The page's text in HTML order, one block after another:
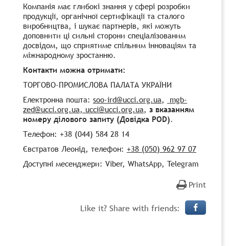
Компанія має глибокі знання у сфері розробки
продукції, органічної сертифікації та сталого
виробництва, і шукає партнерів, які можуть
доповнити ці сильні сторони спеціалізованим
досвідом, що сприятиме спільним інноваціям та
міжнародному зростанню.
Контакти можна отримати:
ТОРГОВО-ПРОМИСЛОВА ПАЛАТА УКРАЇНИ
Електронна пошта: soo-ird@ucci.org.ua,
mgb-
zed@ucci.org.ua, ucci@ucci.org.ua, з вказанням
номеру ділового запиту (Довідка POD).
Телефон: +38 (044) 584 28 14
Євстратов Леонід, телефон: +38 (050) 962 97 07
Доступні месенджери: Viber, WhatsApp, Telegram
Print
Like it? Share with friends: